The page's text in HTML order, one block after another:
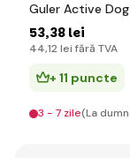
Guler Active
53,38 lei
44,12 lei fără TVA
+ 11 puncte
3 - 7 zile(La